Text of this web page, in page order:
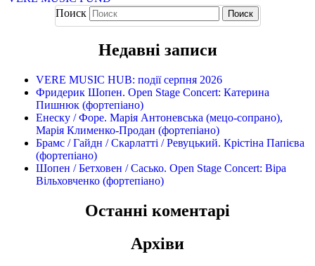
Поиск
Недавні записи
VERE MUSIC HUB: події серпня 2026
Фридерик Шопен. Open Stage Concert: Катерина
Пишнюк (фортепіано)
Енеску / Форе. Марія Антоневська (мецо-сопрано),
Марія Клименко-Продан (фортепіано)
Брамс / Гайдн / Скарлатті / Ревуцький. Крістіна Папієва
(фортепіано)
Шопен / Бетховен / Сасько. Open Stage Concert: Віра
Вільховченко (фортепіано)
Останні коментарі
Архіви